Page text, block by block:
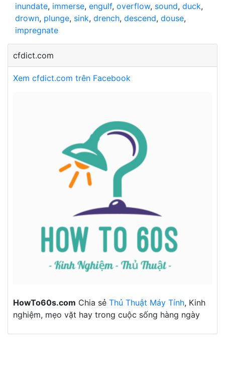
inundate, immerse, engulf, overflow, sound, duck,
drown, plunge, sink, drench, descend, douse,
impregnate
cfdict.com
Xem cfdict.com trên Facebook
HowTo60s.com Chia sẻ Thủ Thuật Máy Tính, Kinh
nghiệm, mẹo vặt hay trong cuộc sống hàng ngày